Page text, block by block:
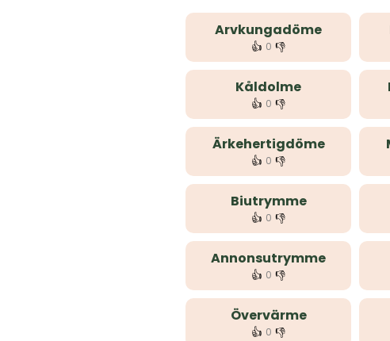
Arvkungadöme
👍 0 👎
Kåldolme
👍 0 👎
Ärkehertigdöme
👍 0 👎
Biutrymme
👍 0 👎
Annonsutrymme
👍 0 👎
Övervärme
👍 0 👎